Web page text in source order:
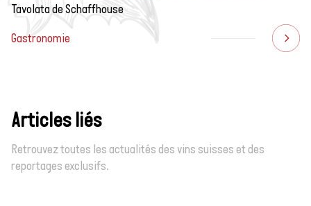
Tavolata de Schaffhouse
Gastronomie
Articles liés
Retrouvez toutes les actualités des vins suisses et des
reportages exclusifs.